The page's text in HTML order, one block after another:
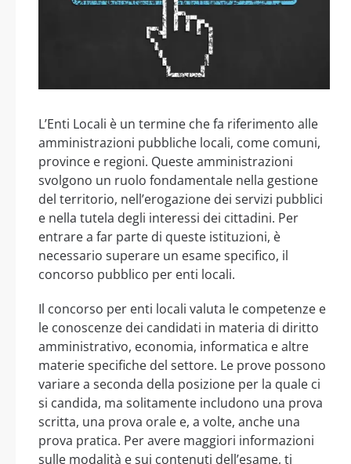
L’Enti Locali è un termine che fa riferimento alle
amministrazioni pubbliche locali, come comuni,
province e regioni. Queste amministrazioni
svolgono un ruolo fondamentale nella gestione
del territorio, nell’erogazione dei servizi pubblici
e nella tutela degli interessi dei cittadini. Per
entrare a far parte di queste istituzioni, è
necessario superare un esame specifico, il
concorso pubblico per enti locali.
Il concorso per enti locali valuta le competenze e
le conoscenze dei candidati in materia di diritto
amministrativo, economia, informatica e altre
materie specifiche del settore. Le prove possono
variare a seconda della posizione per la quale ci
si candida, ma solitamente includono una prova
scritta, una prova orale e, a volte, anche una
prova pratica. Per avere maggiori informazioni
sulle modalità e sui contenuti dell’esame, ti